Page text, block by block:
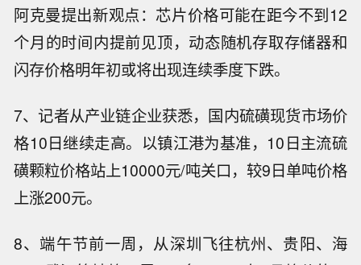
阿克曼提出新观点：芯片价格可能在距今不到12
个月的时间内提前见顶，动态随机存取存储器和
闪存价格明年初或将出现连续季度下跌。
7、记者从产业链企业获悉，国内硫磺现货市场价
格10日继续走高。以镇江港为基准，10日主流硫
磺颗粒价格站上10000元/吨关口，较9日单吨价格
上涨200元。
8、端午节前一周，从深圳飞往杭州、贵阳、海